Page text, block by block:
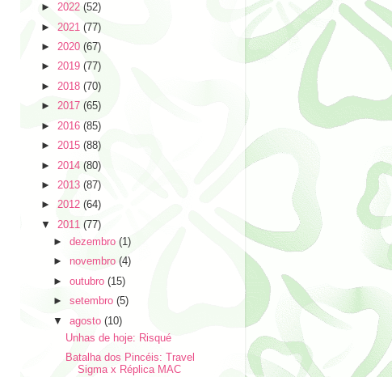
► 2022 (52)
► 2021 (77)
► 2020 (67)
► 2019 (77)
► 2018 (70)
► 2017 (65)
► 2016 (85)
► 2015 (88)
► 2014 (80)
► 2013 (87)
► 2012 (64)
▼ 2011 (77)
►dezembro(1)
► novembro(4)
►outubro(15)
►setembro(5)
▼agosto(10)
Unhas de hoje: Risqué
Batalha dos Pincéis: Travel
Sigma x Réplica MAC